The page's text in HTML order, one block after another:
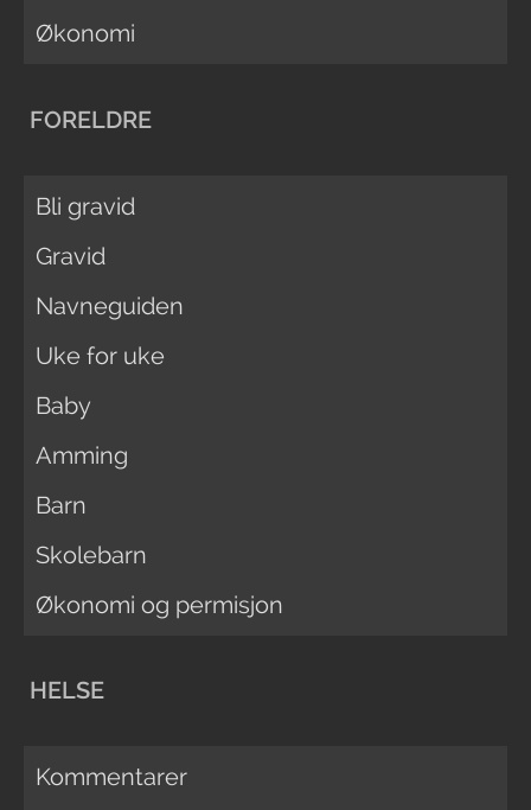
Økonomi
FORELDRE
Bli gravid
Gravid
Navneguiden
Uke for uke
Baby
Amming
Barn
Skolebarn
Økonomi og permisjon
HELSE
Kommentarer